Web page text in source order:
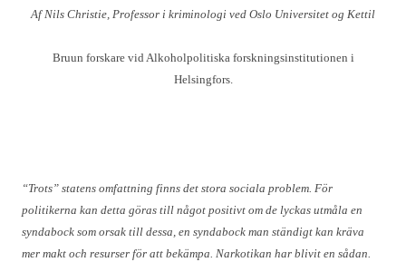
Af Nils Christie, Professor i kriminologi ved Oslo Universitet og Kettil
Bruun forskare vid Alkoholpolitiska forskningsinstitutionen i
Helsingfors.
“Trots” statens omfattning finns det stora sociala problem. För
politikerna kan detta göras till något positivt om de lyckas utmåla en
syndabock som orsak till dessa, en syndabock man ständigt kan kräva
mer makt och resurser för att bekämpa. Narkotikan har blivit en sådan.